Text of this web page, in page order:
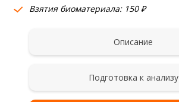
Взятия биоматериала: 150 ₽
Описание
Подготовка к анализу